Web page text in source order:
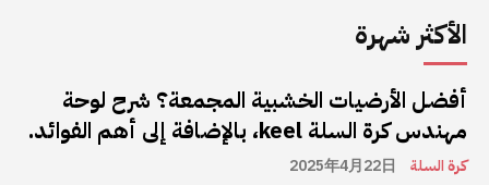
الأكثر شهرة
أفضل الأرضيات الخشبية المجمعة؟ شرح لوحة
مهندس كرة السلة keel، بالإضافة إلى أهم الفوائد.
كرة السلة 2025年4月22日